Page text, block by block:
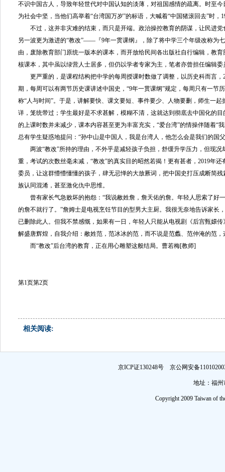
不识中国古人，导致年轻世代对中国认知的淡薄，对祖国感情的疏离。时至
为社会中坚，当他们高举着“台湾国万岁”的标语，大喊着“中国猪滚回去”时，
不过，这并非灾难的结束，而只是开端。政治操控教育的阴谋，让民进党
另一波更为激进的“教改”——『9年一贯课纲』，除了将中学三个年级改称为
由，废除教育部门原统一版本的课本，而开放给民间各出版社自行编辑，教
核课本，其中虽以绿营人士居多，但仍以学者专家为主，笔者亦曾担任编辑
更严重的，是课程结构把中学的每周授课时数做了调整，以历史科而言，
期，每周可以有两节历史课讲述中国史，“9年一贯课纲”规定，每周只有一节
称“人与时间”。于是，讲解要快、课文要短、事件要少、人物要删，师生一
详，笼统带过；学生最好是不求甚解，模糊不清，这就达到彻底去中国化的
的上课时数并未减少，课本内容甚至更为丰富充实，“爱台湾”的情操伴随着“
总有学生疑惑地提问：“孙中山是中国人，我是台湾人，他怎么会是我们的国
两波“教改”所持的理由，不外乎是减轻孩子负担，舒缓升学压力，但现况
重，考试的次数丝毫未减，“教改”的真实目的昭然若揭！更有甚者，2019年
委员，让这群懵懵懂懂的孩子，肆无忌惮的大放厥词，把中国史打压成断简
族认同混淆，甚至激化仇中思维。
曾有家长气急败坏的抱怨：“我说敝姓詹，詹天佑的詹。年轻人思索了好
的詹不就行了。”詹姆士是电视烹饪节目的型男大主厨。我很无奈地告诉家长
已删除此人。但我不禁感慨，如果有一日，年轻人只能从电视剧《后宫甄嬛
解盛唐辉煌，自我介绍：敝姓范，范冰冰的范，而不说是范蠡、范仲淹的范
而“教改”后台湾的教育，正在用心雕塑这般结局。曹若梅[教师]
第1页第2页
相关阅读:
京ICP证130248号 京公网安备
地址：福州
Copyright 2009 Taiwan of